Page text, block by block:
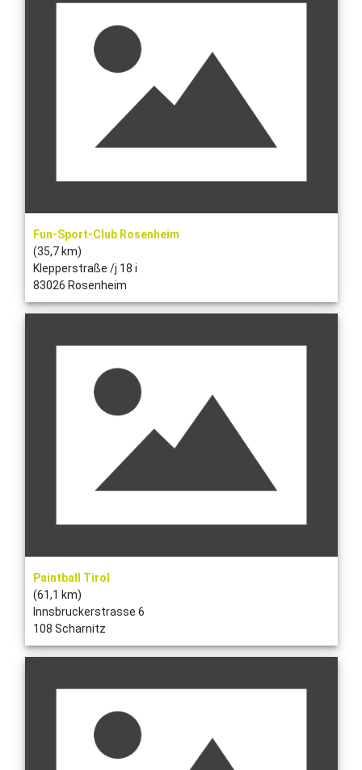
Fun-Sport-Club Rosenheim
(35,7 km)
Klepperstraße /j 18 i
83026 Rosenheim
Paintball Tirol
(61,1 km)
Innsbruckerstrasse 6
108 Scharnitz